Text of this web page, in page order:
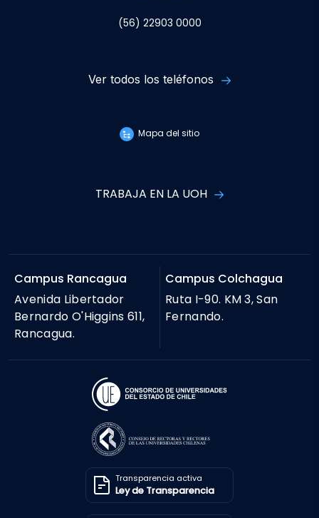
(56) 22903 0000
Ver todos los teléfonos
Mapa del sitio
TRABAJA EN LA UOH
Campus Rancagua
Avenida Libertador
Bernardo O'Higgins 611,
Rancagua.
Campus Colchagua
Ruta I-90. KM 3, San
Fernando.
Transparencia activa
Ley de Transparencia